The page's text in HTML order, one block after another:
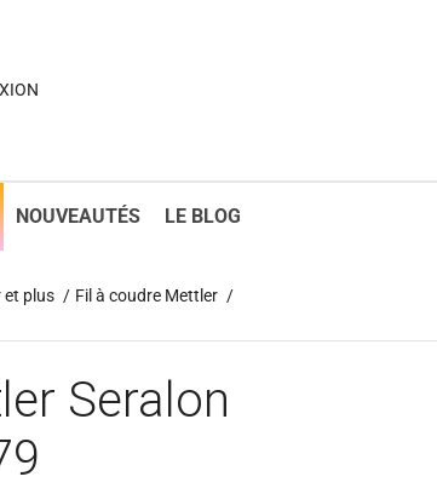
NOUVEAUTÉS LE BLOG
et plus
Fil à coudre Mettler
Seralon